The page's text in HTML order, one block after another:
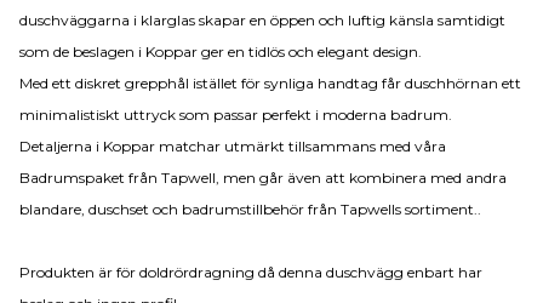
duschväggarna i klarglas skapar en öppen och luftig känsla samtidigt
som de beslagen i Koppar ger en tidlös och elegant design.
Med ett diskret grepphål istället för synliga handtag får duschhörnan ett
minimalistiskt uttryck som passar perfekt i moderna badrum.
Detaljerna i Koppar matchar utmärkt tillsammans med våra
Badrumspaket från Tapwell, men går även att kombinera med andra
blandare, duschset och badrumstillbehör från Tapwells sortiment..
Produkten är för doldrördragning då denna duschvägg enbart har